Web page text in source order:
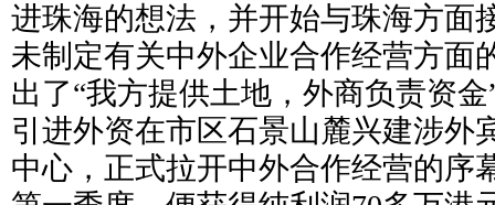
进珠海的想法，并开始与珠海方面
未制定有关中外企业合作经营方面
出了“我方提供土地，外商负责资
引进外资在市区石景山麓兴建涉
中心，正式拉开中外合作经营的序